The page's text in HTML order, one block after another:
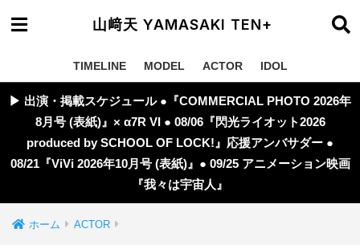
山﨑天 YAMASAKI TEN+
TIMELINE MODEL ACTOR IDOL
▶︎ 出演・掲載スケジュール ●『COMMERCIAL PHOTO 2026年
8月号 (表紙)』× α7R VI ● 08/06『閃光ライオット2026
produced by SCHOOL OF LOCK!』応援アンバサダー ●
08/21『ViVi 2026年10月号 (表紙)』● 09/25 アニメーション映画
『我々は宇宙人』
ホーム ACTOR